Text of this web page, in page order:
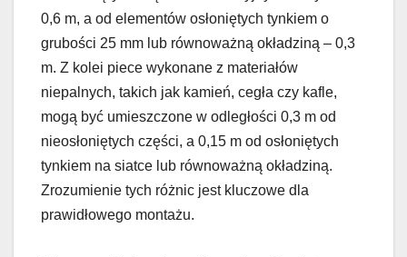
0,6 m, a od elementów osłoniętych tynkiem o
grubości 25 mm lub równoważną okładziną – 0,3
m. Z kolei piece wykonane z materiałów
niepalnych, takich jak kamień, cegła czy kafle,
mogą być umieszczone w odległości 0,3 m od
nieosłoniętych części, a 0,15 m od osłoniętych
tynkiem na siatce lub równoważną okładziną.
Zrozumienie tych różnic jest kluczowe dla
prawidłowego montażu.